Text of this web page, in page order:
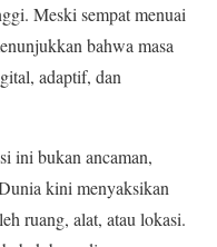
Meski sempat menuai
bahwa masa
adaptif, dan
ini bukan ancaman,
kini menyaksikan
ruang, alat, atau lokasi.